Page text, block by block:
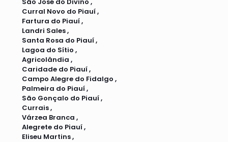
Curral Novo do Piauí ,
Fartura do Piauí ,
Landri Sales ,
Santa Rosa do Piauí ,
Lagoa do Sítio ,
Agricolândia ,
Caridade do Piauí ,
Campo Alegre do Fidalgo ,
Palmeira do Piauí ,
São Gonçalo do Piauí ,
Currais ,
Várzea Branca ,
Alegrete do Piauí ,
Eliseu Martins ,